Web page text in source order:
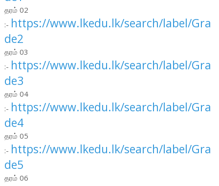
தரம் 02
:- https://www.lkedu.lk/search/label/Gra
de2
தரம் 03
:- https://www.lkedu.lk/search/label/Gra
de3
தரம் 04
:- https://www.lkedu.lk/search/label/Gra
de4
தரம் 05
:- https://www.lkedu.lk/search/label/Gra
de5
தரம் 06